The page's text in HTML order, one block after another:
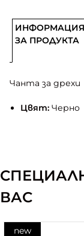
ИНФОРМАЦИЯ
ЗА ПРОДУКТА
Чанта за дрехи
Цвят:Черно
ВАС
new